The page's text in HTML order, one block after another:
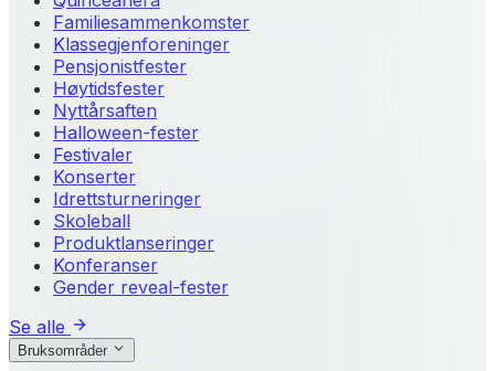
Familiesammenkomster
Klassegjenforeninger
Pensjonistfester
Høytidsfester
Nyttårsaften
Halloween-fester
Festivaler
Konserter
Idrettsturneringer
Skoleball
Produktlanseringer
Konferanser
Gender reveal-fester
Se alle
Bruksområder